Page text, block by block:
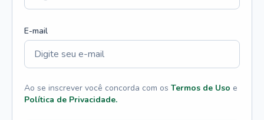
E-mail
Ao se inscrever você concorda com os Termos de Uso e
Política de Privacidade.